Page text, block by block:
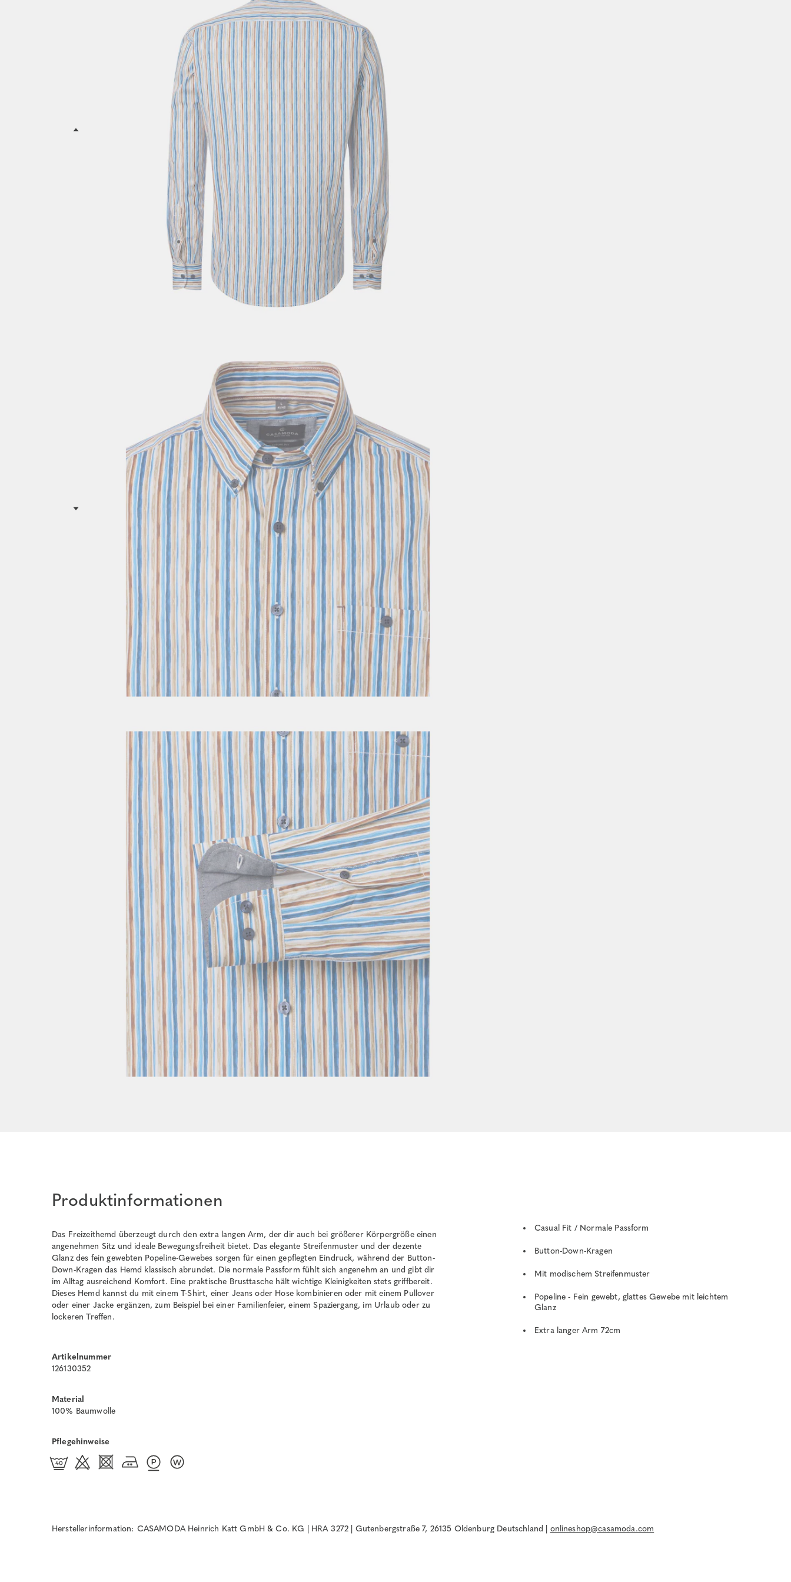
Produktinformationen
Das Freizeithemd überzeugt durch den extra langen Arm, der dir auch bei größerer Körpergröße einen
angenehmen Sitz und ideale Bewegungsfreiheit bietet. Das elegante Streifenmuster und der dezente
Glanz des fein gewebten Popeline-Gewebes sorgen für einen gepflegten Eindruck, während der Button-
Down-Kragen das Hemd klassisch abrundet. Die normale Passform fühlt sich angenehm an und gibt dir
im Alltag ausreichend Komfort. Eine praktische Brusttasche hält wichtige Kleinigkeiten stets griffbereit.
Dieses Hemd kannst du mit einem T-Shirt, einer Jeans oder Hose kombinieren oder mit einem Pullover
oder einer Jacke ergänzen, zum Beispiel bei einer Familienfeier, einem Spaziergang, im Urlaub oder zu
lockeren Treffen.
Artikelnummer
126130352
Material
100% Baumwolle
Pflegehinweise
Casual Fit / Normale Passform
Button-Down-Kragen
Mit modischem Streifenmuster
Popeline - Fein gewebt, glattes Gewebe mit leichtem
Glanz
Extra langer Arm 72cm
Herstellerinformation: CASAMODA Heinrich Katt GmbH & Co. KG | HRA 3272 | Gutenbergstraße 7, 26135 Oldenburg Deutschland | onlineshop@casamoda.com